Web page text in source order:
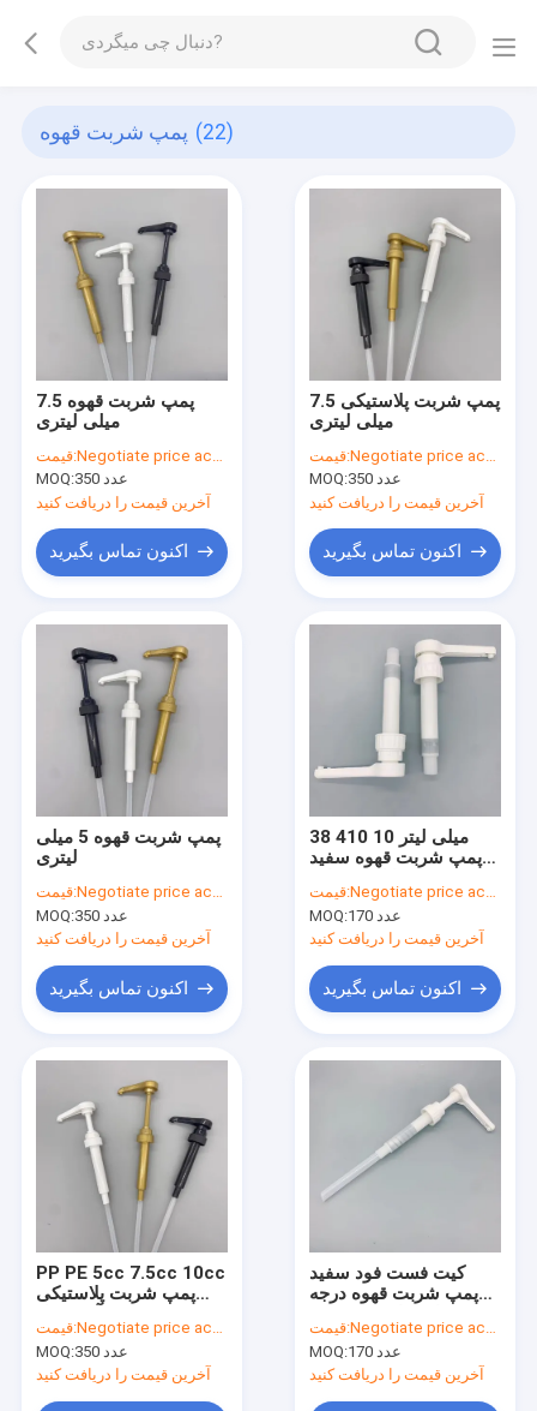
پمپ شربت قهوه (22)
پمپ شربت قهوه 7.5
میلی لیتری
قیمت:Negotiate price according to order quantity
MOQ:
350 عدد
آخرین قیمت را دریافت کنید
اکنون تماس بگیرید
پمپ شربت پلاستیکی 7.5
میلی لیتری
قیمت:Negotiate price according to order quantity
MOQ:
350 عدد
آخرین قیمت را دریافت کنید
اکنون تماس بگیرید
پمپ شربت قهوه 5 میلی
لیتری
قیمت:Negotiate price according to order quantity
MOQ:
350 عدد
آخرین قیمت را دریافت کنید
اکنون تماس بگیرید
38 410 10 میلی لیتر
پمپ شربت قهوه سفید
مجدد درجه مواد غذایی
قیمت:Negotiate price according to order quantity
MOQ:
170 عدد
آخرین قیمت را دریافت کنید
اکنون تماس بگیرید
PP PE 5cc 7.5cc 10cc
پمپ شربت پلاستیکی
قیمت:Negotiate price according to order quantity
MOQ:
350 عدد
آخرین قیمت را دریافت کنید
کیت فست فود سفید
پمپ شربت قهوه درجه
لیتری 38 410
قیمت:Negotiate price according to order quantity
MOQ:
170 عدد
آخرین قیمت را دریافت کنید